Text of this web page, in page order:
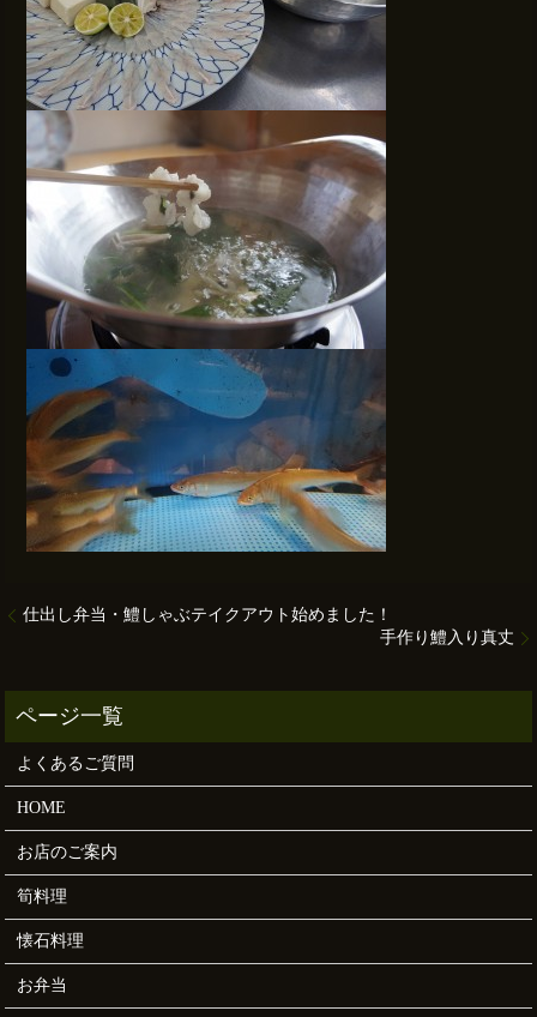
仕出し弁当・鱧しゃぶテイクアウト始めました！
手作り鱧入り真丈
よくあるご質問
HOME
お店のご案内
筍料理
懐石料理
お弁当